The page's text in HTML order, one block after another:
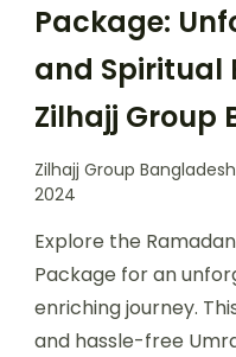
Package:
and Spiritual
Zilhajj Group
Zilhajj Group Bangladesh
2024
Explore the
Package for an
enriching journey.
and hassle-free